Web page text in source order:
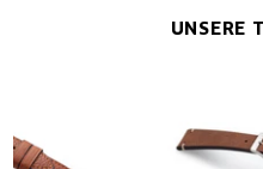
UNSERE